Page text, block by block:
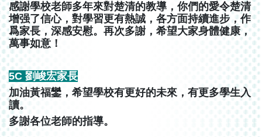
感謝學校老師多年來對楚清的教導，你們的愛令楚清
增强了信心，對學習更有熱誠，各方面持續進步，作
爲家長，深感安慰。再次多謝，希望大家身體健康，
萬事如意！
5C 劉峻宏家長
加油黃福鑾，希望學校有更好的未來，有更多學生入
讀。
多謝各位老師的指導。